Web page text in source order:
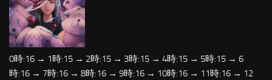
0時:16 → 1時:15 → 2時:15 → 3時:15 → 4時:15 → 5時:15 → 6
時:16 → 7時:16 → 8時:16 → 9時:16 → 10時:16 → 11時:16 → 12